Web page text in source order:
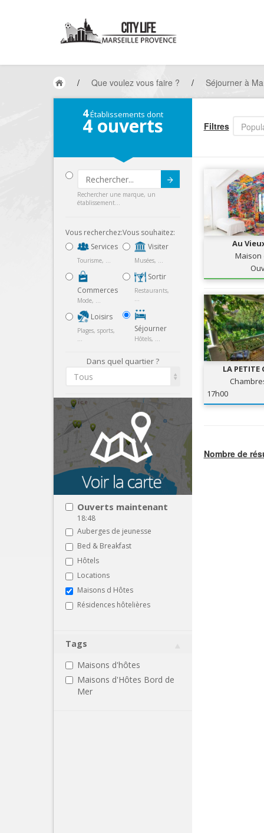
/ Que voulez vous faire ? / Séjourner à
4Établissements dont
4ouverts
Submit
Rechercher une marque, un
établissement...
Vous recherchez:
Services
Tourisme, ...
Commerces
Mode, ...
Loisirs
Plages, sports,
...
Vous souhaitez:
Visiter
Musées, ...
Sortir
Restaurants,
...
Séjourner
Hôtels, ...
Dans quel quartier ?
Tous
Ouverts maintenant
18:48
Auberges de jeunesse
Bed & Breakfast
Hôtels
Locations
Maisons d Hôtes
Résidences hôtelières
Tags
Maisons d'hôtes
Maisons d'Hôtes Bord de
Mer
Filtres
Au
Maison
LA PETITE
17h00
Nombre de